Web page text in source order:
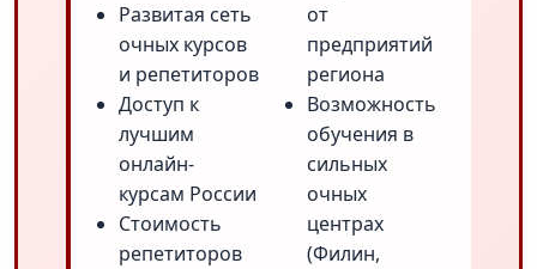
Развитая сеть
очных курсов
и репетиторов
Доступ к
лучшим
онлайн-
курсам России
Стоимость
репетиторов
от
предприятий
региона
Возможность
обучения в
сильных
очных
центрах
(Филин,